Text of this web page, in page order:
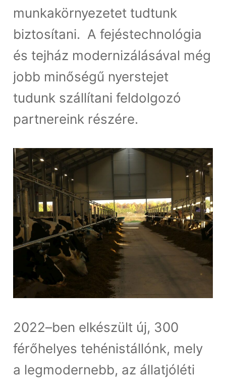
munkakörnyezetet tudtunk
biztosítani. A fejéstechnológia
és tejház modernizálásával még
jobb minőségű nyerstejet
tudunk szállítani feldolgozó
partnereink részére.
2022–ben elkészült új, 300
férőhelyes tehénistállónk, mely
a legmodernebb, az állatjóléti